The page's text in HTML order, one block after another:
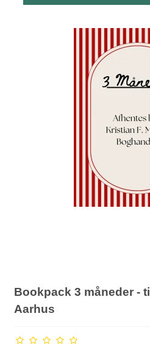
Bookpack 3 måneder -
Aarhus